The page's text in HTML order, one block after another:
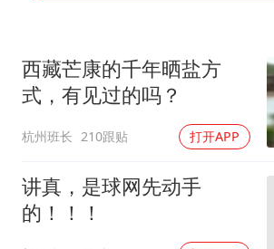
夯实基础开新局
西藏芒康的千年晒盐方
式，有见过的吗？
杭州班长 210跟贴 打开APP
讲真，是球网先动手
的！！！